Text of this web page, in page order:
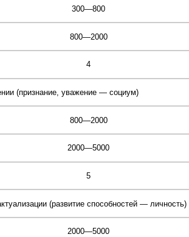
300—800
800—2000
4
(признание, уважение — социум)
800—2000
2000—5000
5
(развитие способностей — личность)
2000—5000